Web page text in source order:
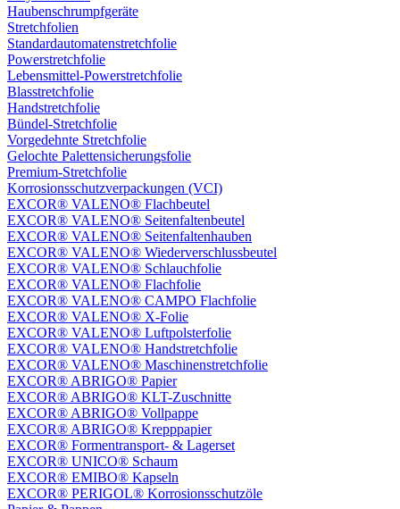
Haubenschrumpfgeräte
Stretchfolien
Standardautomatenstretchfolie
Powerstretchfolie
Lebensmittel-Powerstretchfolie
Blasstretchfolie
Handstretchfolie
Bündel-Stretchfolie
Vorgedehnte Stretchfolie
Gelochte Palettensicherungsfolie
Premium-Stretchfolie
Korrosionsschutzverpackungen (VCI)
EXCOR® VALENO® Flachbeutel
EXCOR® VALENO® Seitenfaltenbeutel
EXCOR® VALENO® Seitenfaltenhauben
EXCOR® VALENO® Wiederverschlussbeutel
EXCOR® VALENO® Schlauchfolie
EXCOR® VALENO® Flachfolie
EXCOR® VALENO® CAMPO Flachfolie
EXCOR® VALENO® X-Folie
EXCOR® VALENO® Luftpolsterfolie
EXCOR® VALENO® Handstretchfolie
EXCOR® VALENO® Maschinenstretchfolie
EXCOR® ABRIGO® Papier
EXCOR® ABRIGO® KLT-Zuschnitte
EXCOR® ABRIGO® Vollpappe
EXCOR® ABRIGO® Krepppapier
EXCOR® Formentransport- & Lagerset
EXCOR® UNICO® Schaum
EXCOR® EMIBO® Kapseln
EXCOR® PERIGOL® Korrosionsschutzöle